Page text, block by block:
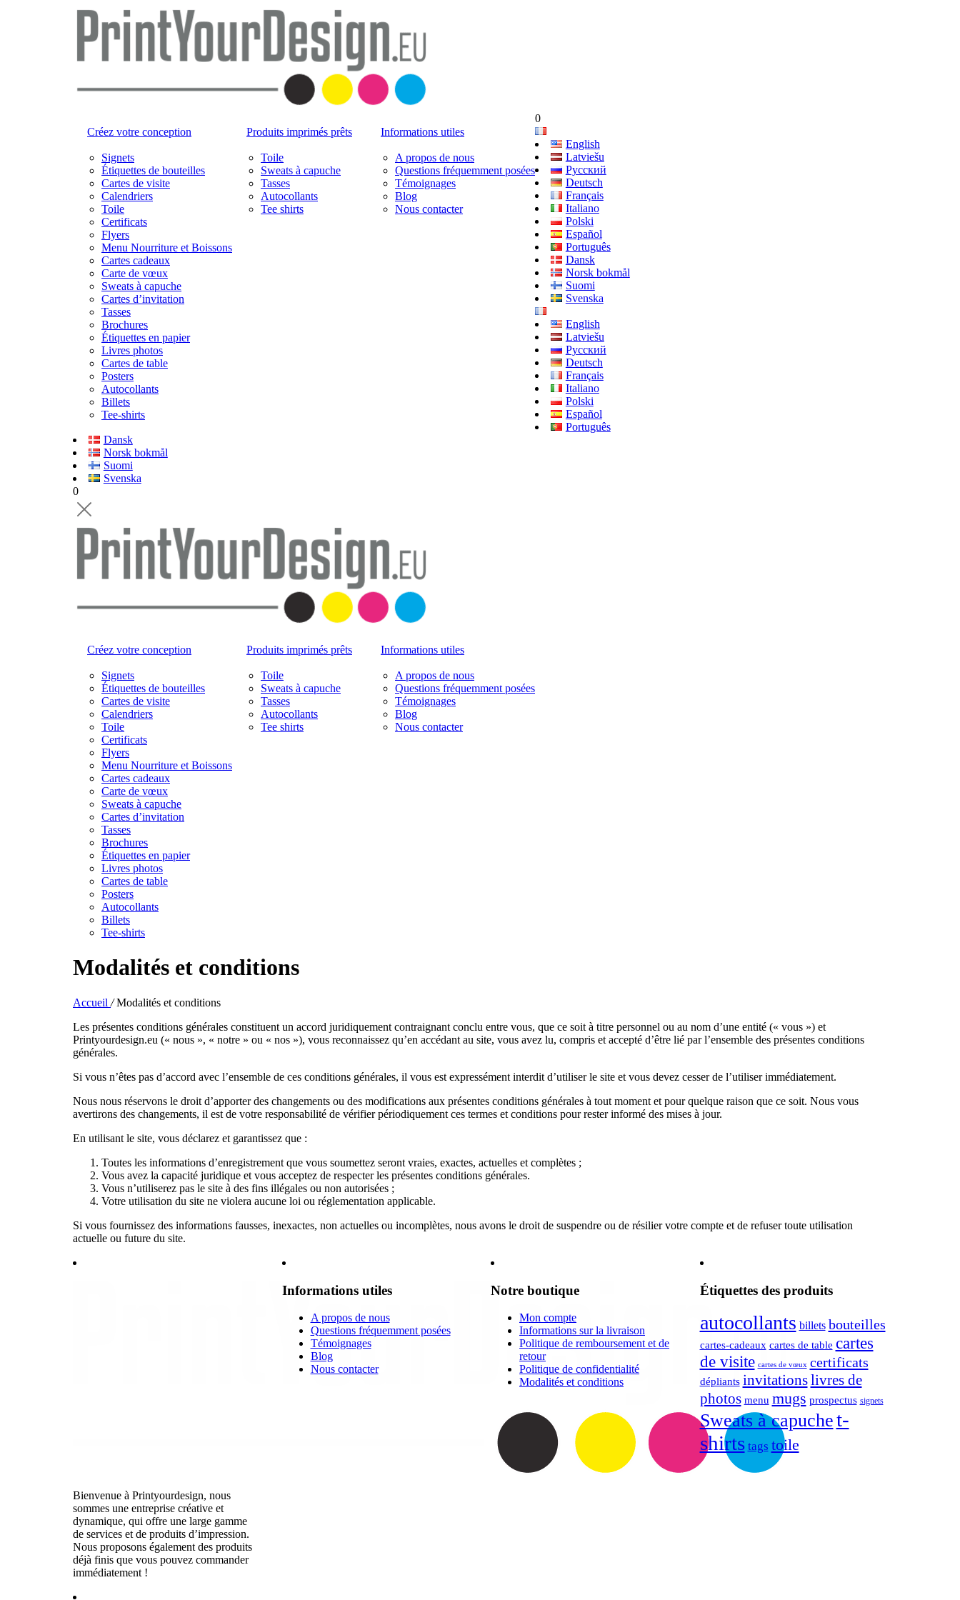
Créez votre conception
Signets
Étiquettes de bouteilles
Cartes de visite
Calendriers
Toile
Certificats
Flyers
Menu Nourriture et Boissons
Cartes cadeaux
Carte de vœux
Sweats à capuche
Cartes d’invitation
Tasses
Brochures
Étiquettes en papier
Livres photos
Cartes de table
Posters
Autocollants
Billets
Tee-shirts
Produits imprimés prêts
Toile
Sweats à capuche
Tasses
Autocollants
Tee shirts
Informations utiles
A propos de nous
Questions fréquemment posées
Témoignages
Blog
Nous contacter
0
English
Latviešu
Русский
Deutsch
Français
Italiano
Polski
Español
Português
Dansk
Norsk bokmål
Suomi
Svenska
English
Latviešu
Русский
Deutsch
Français
Italiano
Polski
Español
Português
Dansk
Norsk bokmål
Suomi
Svenska
0
Créez votre conception
Signets
Étiquettes de bouteilles
Cartes de visite
Calendriers
Toile
Certificats
Flyers
Menu Nourriture et Boissons
Cartes cadeaux
Carte de vœux
Sweats à capuche
Cartes d’invitation
Tasses
Brochures
Étiquettes en papier
Livres photos
Cartes de table
Posters
Autocollants
Billets
Tee-shirts
Produits imprimés prêts
Toile
Sweats à capuche
Tasses
Autocollants
Tee shirts
Informations utiles
A propos de nous
Questions fréquemment posées
Témoignages
Blog
Nous contacter
Modalités et conditions
Accueil /Modalités et conditions
Les présentes conditions générales constituent un accord juridiquement contraignant conclu entre vous, que ce soit à titre personnel ou au nom d’une entité (« vous ») et
Printyourdesign.eu (« nous », « notre » ou « nos »), vous reconnaissez qu’en accédant au site, vous avez lu, compris et accepté d’être lié par l’ensemble des présentes conditions
générales.
Si vous n’êtes pas d’accord avec l’ensemble de ces conditions générales, il vous est expressément interdit d’utiliser le site et vous devez cesser de l’utiliser immédiatement.
Nous nous réservons le droit d’apporter des changements ou des modifications aux présentes conditions générales à tout moment et pour quelque raison que ce soit. Nous vous
avertirons des changements, il est de votre responsabilité de vérifier périodiquement ces termes et conditions pour rester informé des mises à jour.
En utilisant le site, vous déclarez et garantissez que :
Toutes les informations d’enregistrement que vous soumettez seront vraies, exactes, actuelles et complètes ;
Vous avez la capacité juridique et vous acceptez de respecter les présentes conditions générales.
Vous n’utiliserez pas le site à des fins illégales ou non autorisées ;
Votre utilisation du site ne violera aucune loi ou réglementation applicable.
Si vous fournissez des informations fausses, inexactes, non actuelles ou incomplètes, nous avons le droit de suspendre ou de résilier votre compte et de refuser toute utilisation
actuelle ou future du site.
Bienvenue à Printyourdesign, nous
sommes une entreprise créative et
dynamique, qui offre une large gamme
de services et de produits d’impression.
Nous proposons également des produits
déjà finis que vous pouvez commander
immédiatement !
Informations utiles
A propos de nous
Questions fréquemment posées
Témoignages
Blog
Nous contacter
Notre boutique
Mon compte
Informations sur la livraison
Politique de remboursement et de
retour
Politique de confidentialité
Modalités et conditions
Étiquettes des produits
autocollants billets bouteilles
cartes-cadeaux cartes de table cartes
de visite cartes de vœux certificats
dépliants invitationslivres de
photos menu mugs prospectus signets
Sweats à capuchet-
shirts tags toile